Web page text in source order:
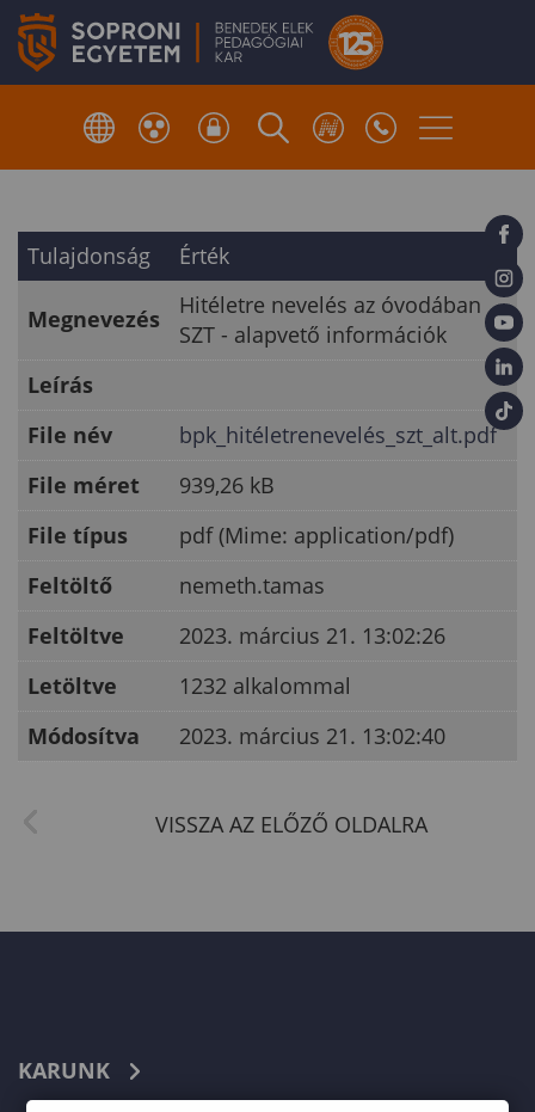
Tulajdonság Érték
Megnevezés
Hitéletre nevelés az óvodában
SZT - alapvető információk
Leírás
File név
bpk_hitéletrenevelés_szt_alt.pdf
File méret
939,26 kB
File típus
pdf (Mime: application/pdf)
Feltöltő
nemeth.tamas
Feltöltve
2023. március 21. 13:02:26
Letöltve
1232 alkalommal
Módosítva
2023. március 21. 13:02:40
KARUNK